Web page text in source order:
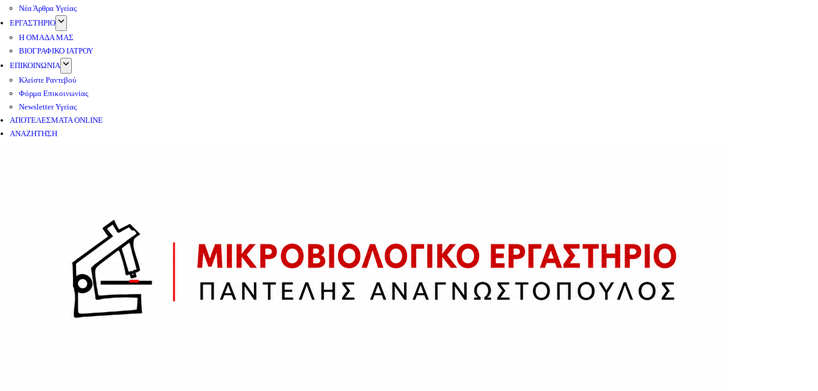
Νέα Άρθρα Υγείας
ΕΡΓΑΣΤΗΡΙΟ
Η ΟΜΑΔΑ ΜΑΣ
ΒΙΟΓΡΑΦΙΚΟ ΙΑΤΡΟΥ
ΕΠΙΚΟΙΝΩΝΙΑ
Κλείστε Ραντεβού
Φόρμα Επικοινωνίας
Newsletter Υγείας
ΑΠΟΤΕΛΕΣΜΑΤΑ ONLINE
ΑΝΑΖΗΤΗΣΗ